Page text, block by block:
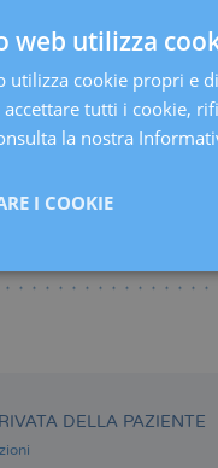
DELLA PAZIENTE
web utilizza
utilizza cookie propri e
tutti i cookie,
la nostra
I COOKIE